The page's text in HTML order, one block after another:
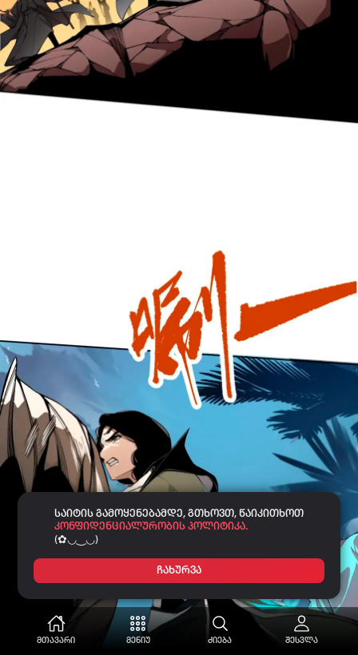
საიტის გამოყენებამდე, გთხოვთ, წაიკითხოთ
კონფიდენციალურობის პოლიტიკა.
(✿◡‿◡)
ჩახურვა
მთავარი მენიუ ძიება შესვლა